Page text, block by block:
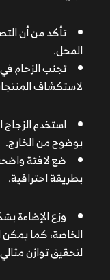
استخدم الزجاج
بوضوح من الخارج.
ضع لافتة
بطريقة احترافية.
وزع الإضاءة
الخاصة، كما يمكن
لتحقيق توازن مثالي.
المتجر، مع
سهلة الوصول.
اختيار الأثاث
تأكد من أن
المحل.
تجنب الزحام
لاستكشاف
استخدم الزجاج
بوضوح من الخارج.
ضع لافتة
بطريقة احترافية.
وزع الإضاءة
الخاصة، كما يمكن
لتحقيق توازن